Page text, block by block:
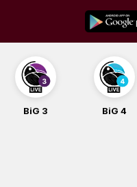
content
BiG 3 BiG 4